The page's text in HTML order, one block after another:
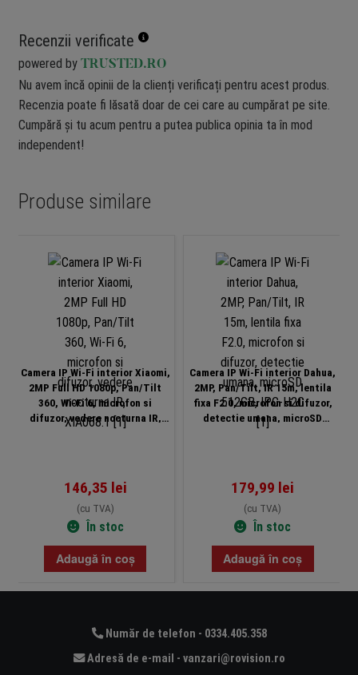
Recenzii verificate
powered by TRUSTED.RO
Nu avem încă opinii de la clienți verificați pentru acest produs.
Recenzia poate fi lăsată doar de cei care au cumpărat pe site.
Cumpără și tu acum pentru a putea publica opinia ta în mod
independent!
Produse similare
Camera IP Wi-Fi interior Xiaomi,
2MP Full HD 1080p, Pan/Tilt
360, Wi-Fi 6, microfon si
difuzor, vedere nocturna IR,
XIA068.1
146,35 lei
(cu TVA)
În stoc
Adaugă în coș
Camera IP Wi-Fi interior Dahua,
2MP, Pan/Tilt, IR 15m, lentila
fixa F2.0, microfon si difuzor,
detectie umana, microSD
512GB, IPC-H2C
179,99 lei
(cu TVA)
În stoc
Adaugă în coș
Număr de telefon - 0334.405.358
Adresă de e-mail - vanzari@rovision.ro